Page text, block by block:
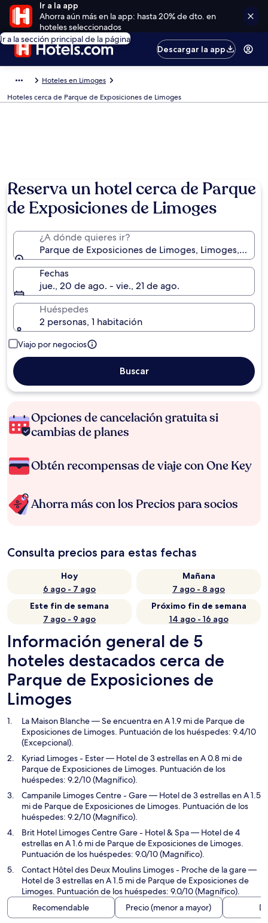
Ir a la app
Ahorra aún más en la app: hasta 20% de dto. en
hoteles seleccionados
Ir a la sección principal de la página
Descargar la app
Hoteles en Limoges
Hoteles cerca de Parque de Exposiciones de Limoges
Reserva un hotel cerca de Parque
de Exposiciones de Limoges
¿A dónde quieres ir?
Parque de Exposiciones de Limoges, Limoges, Alta
Fechas
jue., 20 de ago. - vie., 21 de ago.
Huéspedes
2 personas, 1 habitación
Viajo por negocios
Buscar
Opciones de cancelación gratuita si
cambias de planes
Obtén recompensas de viaje con One Key
Ahorra más con los Precios para socios
Consulta precios para estas fechas
Hoy
6 ago - 7 ago
Mañana
7 ago - 8 ago
Este fin de semana
7 ago - 9 ago
Próximo fin de semana
14 ago - 16 ago
Información general de 5
hoteles destacados cerca de
Parque de Exposiciones de
Limoges
La Maison Blanche— Se encuentra en A 1.9 mi de Parque de
Exposiciones de Limoges. Puntuación de los huéspedes: 9.4/10
(Excepcional).
Kyriad Limoges - Ester— Hotel de 3 estrellas en A 0.8 mi de
Parque de Exposiciones de Limoges. Puntuación de los
huéspedes: 9.2/10 (Magnífico).
Campanile Limoges Centre - Gare— Hotel de 3 estrellas en A 1.5
mi de Parque de Exposiciones de Limoges. Puntuación de los
huéspedes: 9.2/10 (Magnífico).
Brit Hotel Limoges Centre Gare - Hotel & Spa— Hotel de 4
estrellas en A 1.6 mi de Parque de Exposiciones de Limoges.
Puntuación de los huéspedes: 9.0/10 (Magnífico).
Contact Hôtel des Deux Moulins Limoges - Proche de la gare—
Hotel de 3 estrellas en A 1.5 mi de Parque de Exposiciones de
Limoges. Puntuación de los huéspedes: 9.0/10 (Magnífico).
Recomendable
Precio (menor a mayor)